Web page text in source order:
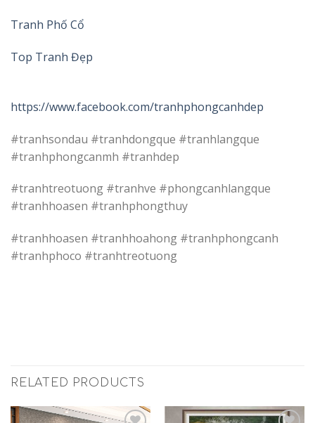
Tranh Phố Cổ
Top Tranh Đẹp
https://www.facebook.com/tranhphongcanhdep
#tranhsondau #tranhdongque #tranhlangque
#tranhphongcanmh #tranhdep
#tranhtreotuong #tranhve #phongcanhlangque
#tranhhoasen #tranhphongthuy
#tranhhoasen #tranhhoahong #tranhphongcanh
#tranhphoco #tranhtreotuong
RELATED PRODUCTS